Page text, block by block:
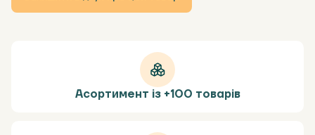
Асортимент із +100 товарів